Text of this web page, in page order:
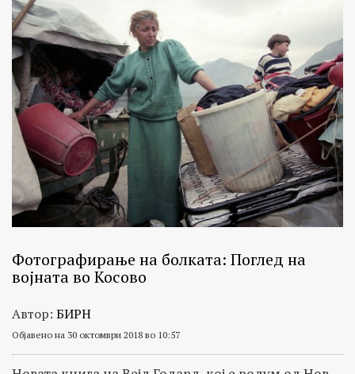
Фотографирање на болката: Поглед на
војната во Косово
Автор: БИРН
Објавено на 30 октомври 2018 во 10:57